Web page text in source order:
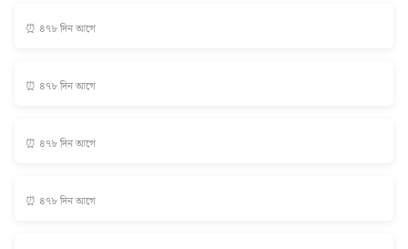
⏰ ৪৭৮ দিন আগে
⏰ ৪৭৮ দিন আগে
⏰ ৪৭৮ দিন আগে
⏰ ৪৭৮ দিন আগে